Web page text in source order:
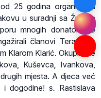
25 godina organiziraju
u suradnji sa Župom
mnogih donatora. U
članovi Terapijske
Klarom Klarić. Okupilo se
Kuševca, Ivankova,
mjesta. A djeca već
dogodine! s. Rastislava